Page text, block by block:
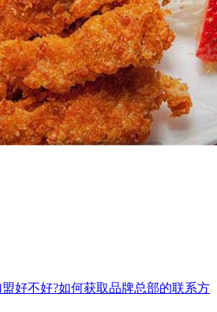
好不好?如何获取品牌总部的联系方